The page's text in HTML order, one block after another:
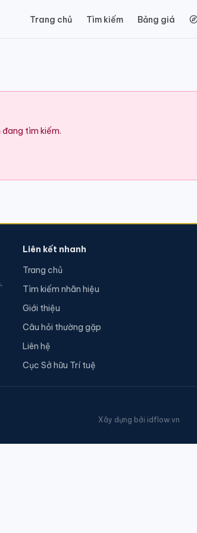
Trang chủ Tìm kiếm Bảng giá
đang tìm kiếm.
Liên kết nhanh
Trang chủ
Tìm kiếm nhãn hiệu
Giới thiệu
Câu hỏi thường gặp
Liên hệ
Cục Sở hữu Trí tuệ
Xây dựng bởi idflow.vn